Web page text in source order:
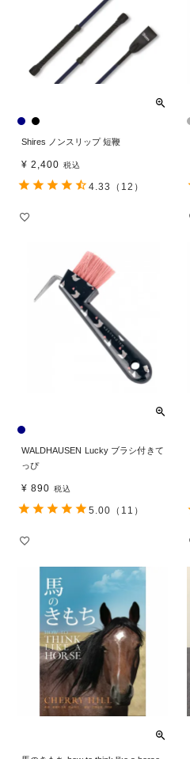
Shires ノンスリップ 短鞭
¥ 2,400 税込
4.33 （12）
WALDHAUSEN Lucky ブラシ付きて
っぴ
¥ 890 税込
5.00 （11）